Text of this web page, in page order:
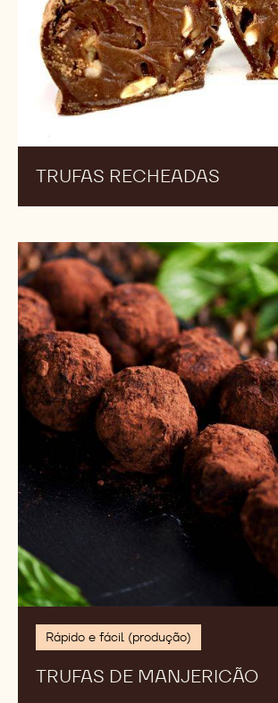
TRUFAS RECHEADAS
Rápido e fácil (produção)
TRUFAS DE MANJERICÃO
Trufas
de
Manjericão